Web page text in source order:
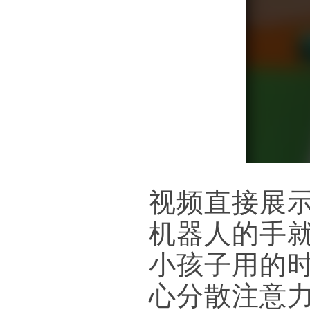
视频直接展
机器人的手
小孩子用的
心分散注意